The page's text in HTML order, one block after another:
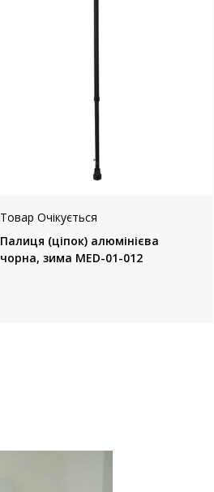
Товар Очікується
Палиця (ціпок) алюмінієва
чорна, зима MED-01-012